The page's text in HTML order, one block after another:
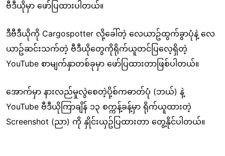
ဗီဒီယိုမှာ ဖော်ပြထားပါတယ်။
ဒီဗီဒီယိုကို Cargospotter လို့ခေါ်တဲ့ လေယာဥ်ထွက်ခွာပုံနဲ့ လေ
ယာဥ်ဆင်းသက်တဲ့ ဗီဒီယိုတွေကိုရိုက်ယူတင်ပြလေ့ရှိတဲ့
YouTube စာမျက်နှာတစ်ခုမှာ ဖော်ပြထားတာဖြစ်ပါတယ်။
အောက်မှာ နားလည်မှုလွဲစေတဲ့ပို့စ်ကဓာတ်ပုံ (ဘယ်) နဲ့
YouTube ဗီဒီယိုကြာချိန် ၁၃ စက္ကန့်ခန့်မှာ ရိုက်ယူထားတဲ့
Screenshot (ညာ) ကို နှိုင်းယှဥ်ပြထားတာ တွေ့နိုင်ပါတယ်။